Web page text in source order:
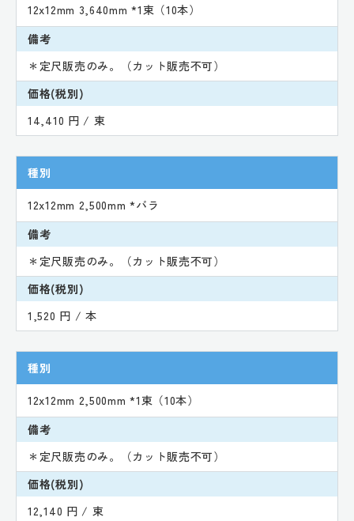
12x12mm 3,640mm *1束（10本）
備考
＊定尺販売のみ。（カット販売不可）
価格(税別)
14,410 円 / 束
種別
12x12mm 2,500mm *バラ
備考
＊定尺販売のみ。（カット販売不可）
価格(税別)
1,520 円 / 本
種別
12x12mm 2,500mm *1束（10本）
備考
＊定尺販売のみ。（カット販売不可）
価格(税別)
12,140 円 / 束